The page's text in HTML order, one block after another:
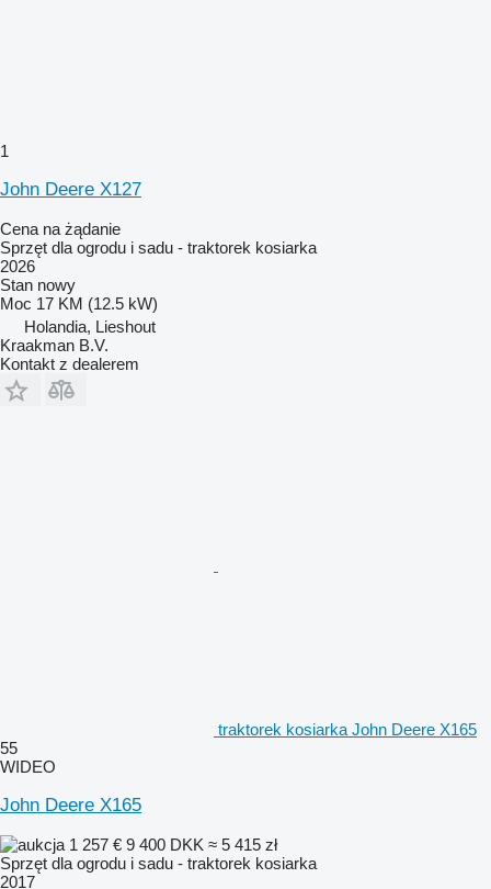
1
John Deere X127
Cena na żądanie
Sprzęt dla ogrodu i sadu - traktorek kosiarka
2026
Stan nowy
Moc 17 KM (12.5 kW)
Holandia, Lieshout
Kraakman B.V.
Kontakt z dealerem
traktorek kosiarka John Deere X165
55
WIDEO
John Deere X165
1 257 € 9 400 DKK ≈ 5 415 zł
Sprzęt dla ogrodu i sadu - traktorek kosiarka
2017